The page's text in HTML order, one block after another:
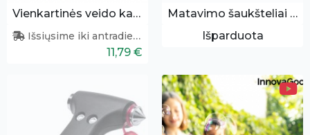
Vienkartinės veido kaukės 50 vnt.
Išsiųsime iki antradienio
11,79 €
Matavimo šaukšteliai 5vnt.
Išparduota